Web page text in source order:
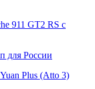
911 GT2 RS с
для России
Plus (Atto 3)